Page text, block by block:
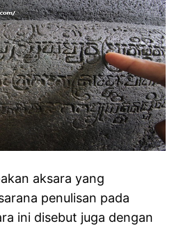
aksara yang
penulisan pada
ini disebut juga dengan